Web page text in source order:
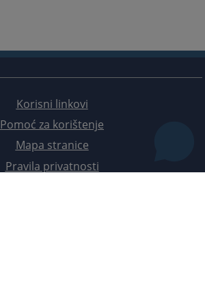
Korisni linkovi
Pomoć za korištenje
Mapa stranice
Pravila privatnosti